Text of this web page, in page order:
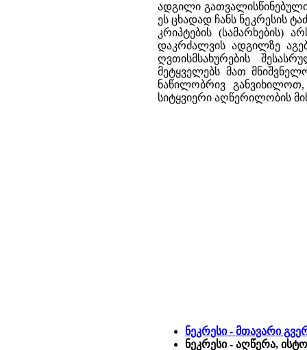
ადგილი
ეს ცხადად ჩანს ნეკრესის
კრიპტების (სამარხების)
დაკრძალვის ადგილზე
ღვთისმსახურების
მეტყველებს მათ
ნაწილობრივ
სიტყვიერი აღწერილობის
ნეკრესი - მთავარი
ნეკრესი - აღწერა,